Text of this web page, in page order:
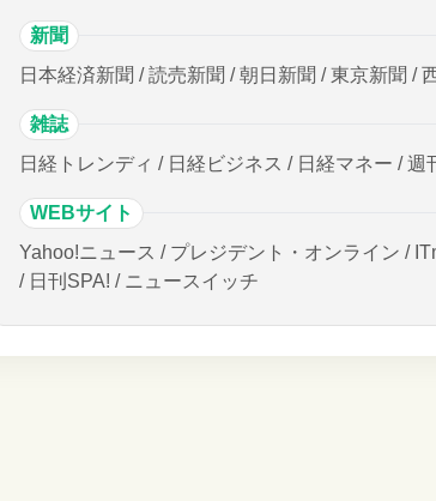
新聞
日本経済新聞 / 読売新聞 / 朝日新聞 / 東京新聞 /
雑誌
日経トレンディ / 日経ビジネス / 日経マネー /
WEBサイト
Yahoo!ニュース / プレジデント・オンライン /
/ 日刊SPA! / ニュースイッチ